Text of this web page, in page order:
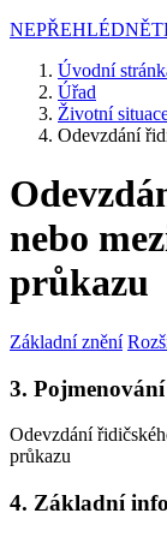
Úvodní
Úřad
Životní
Odevzdání
nebo
průkazu
Základní znění
3.
Odevzdání
průkazu
4. Základní